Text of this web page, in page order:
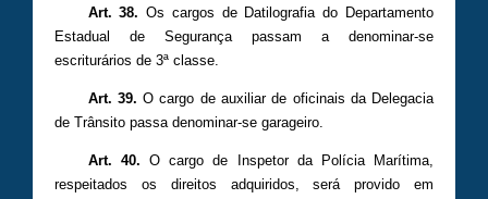
Art. 38. Os cargos de Datilografia do Departamento
Estadual de Segurança passam a denominar-se
escriturários de 3ª classe.
Art. 39. O cargo de auxiliar de oficinais da Delegacia
de Trânsito passa denominar-se garageiro.
Art. 40. O cargo de Inspetor da Polícia Marítima,
respeitados os direitos adquiridos, será provido em